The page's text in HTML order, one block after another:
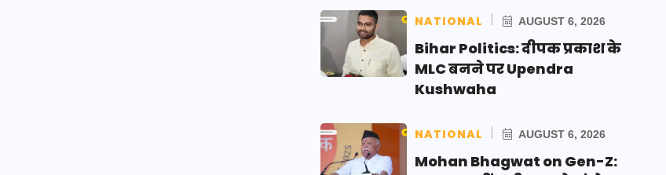
NATIONAL AUGUST 6, 2026
Bihar Politics: दीपक प्रकाश के
MLC बनने पर Upendra
Kushwaha
NATIONAL AUGUST 6, 2026
Mohan Bhagwat on Gen-Z: